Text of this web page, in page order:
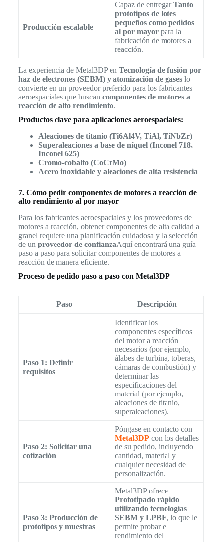
Producción escalable
Capaz de entregarTanto
prototipos de lotes
pequeños como pedidos
al por mayorpara la
fabricación de motores a
reacción.
La experiencia de Metal3DP en Tecnología de fusión por
haz de electrones (SEBM) y atomización de gaseslo
convierte en un proveedor preferido para los fabricantes
aeroespaciales que buscan componentes de motores a
reacción de alto rendimiento.
Productos clave para aplicaciones aeroespaciales:
Aleaciones de titanio (Ti6Al4V, TiAl, TiNbZr)
Superaleaciones a base de níquel (Inconel 718,
Inconel 625)
Cromo-cobalto (CoCrMo)
Acero inoxidable y aleaciones de alta resistencia
7. Cómo pedir componentes de motores a reacción de
alto rendimiento al por mayor
Para los fabricantes aeroespaciales y los proveedores de
motores a reacción, obtener componentes de alta calidad a
granel requiere una planificación cuidadosa y la selección
de un proveedor de confianzaAquí encontrará una guía
paso a paso para solicitar componentes de motores a
reacción de manera eficiente.
Proceso de pedido paso a paso con Metal3DP
Paso Descripción
Paso 1: Definir
requisitos
Identificar los
componentes específicos
del motor a reacción
necesarios (por ejemplo,
álabes de turbina, toberas,
cámaras de combustión) y
determinar las
especificaciones del
material (por ejemplo,
aleaciones de titanio,
superaleaciones).
Paso 2: Solicitar una
cotización
Póngase en contacto con
Metal3DPcon los detalles
de su pedido, incluyendo
cantidad, material y
cualquier necesidad de
personalización.
Paso 3: Producción de
prototipos y muestras
Metal3DP ofrece
Prototipado rápido
utilizando tecnologías
SEBM y LPBF, lo que le
permite probar el
rendimiento del